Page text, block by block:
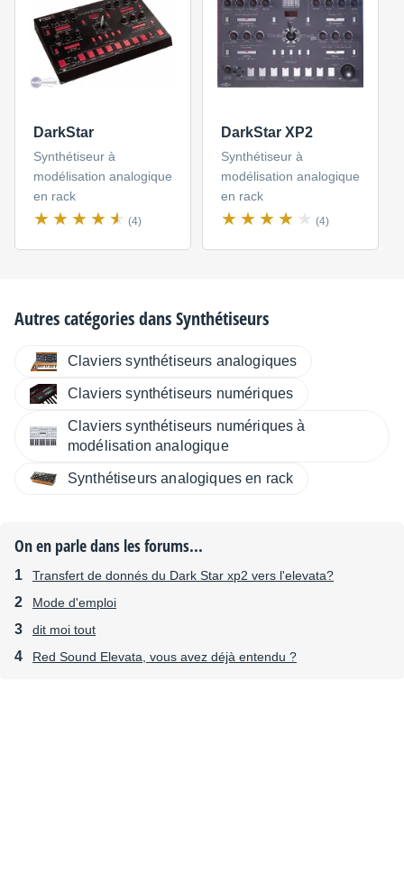
DarkStar
Synthétiseur à
modélisation analogique
en rack
(4)
DarkStar XP2
Synthétiseur à
modélisation analogique
en rack
(4)
Autres catégories dansSynthétiseurs
Claviers synthétiseurs analogiques
Claviers synthétiseurs numériques
Claviers synthétiseurs numériques à
modélisation analogique
Synthétiseurs analogiques en rack
On en parle dans les forums...
Transfert de donnés du Dark Star xp2 vers l'elevata?
Mode d'emploi
dit moi tout
Red Sound Elevata, vous avez déjà entendu ?